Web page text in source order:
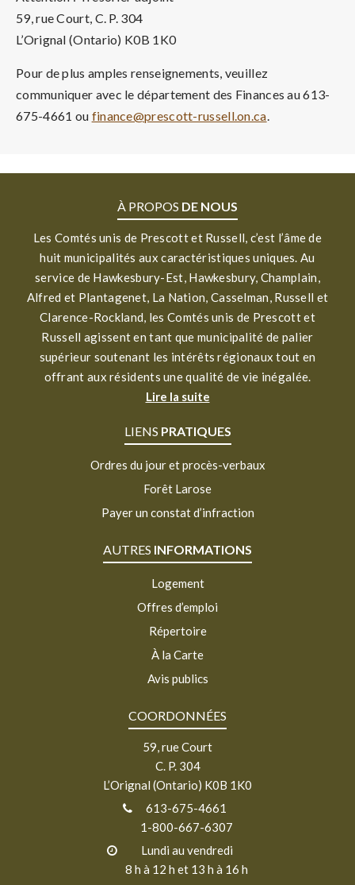
59, rue Court, C. P. 304
L’Orignal (Ontario) K0B 1K0
Pour de plus amples renseignements, veuillez
communiquer avec le département des Finances au 613-
675-4661 ou finance@prescott-russell.on.ca.
À PROPOS DE NOUS
Les Comtés unis de Prescott et Russell, c’est l’âme de
huit municipalités aux caractéristiques uniques. Au
service de Hawkesbury-Est, Hawkesbury, Champlain,
Alfred et Plantagenet, La Nation, Casselman, Russell et
Clarence-Rockland, les Comtés unis de Prescott et
Russell agissent en tant que municipalité de palier
supérieur soutenant les intérêts régionaux tout en
offrant aux résidents une qualité de vie inégalée.
Lire la suite
LIENS PRATIQUES
Ordres du jour et procès-verbaux
Forêt Larose
Payer un constat d’infraction
AUTRES INFORMATIONS
Logement
Offres d’emploi
Répertoire
À la Carte
Avis publics
COORDONNÉES
59, rue Court
C. P. 304
L’Orignal (Ontario) K0B 1K0
613-675-4661
1-800-667-6307
Lundi au vendredi
8 h à 12 h et 13 h à 16 h